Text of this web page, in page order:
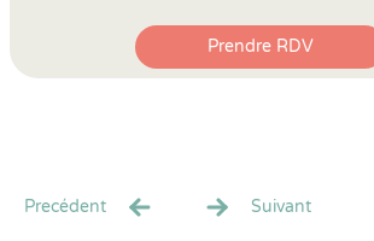
Prendre RDV
Precédent Suivant